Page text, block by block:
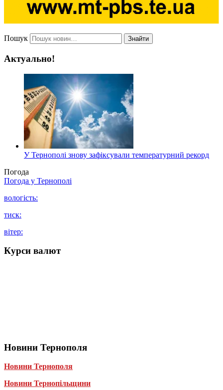
Пошук Знайти
Актуально!
У Тернополі знову зафіксували температурний рекорд
Погода
Погода у Тернополі
вологість:
тиск:
вітер:
Курси валют
Новини Тернополя
Новини Тернополя
Новини Тернопільщини